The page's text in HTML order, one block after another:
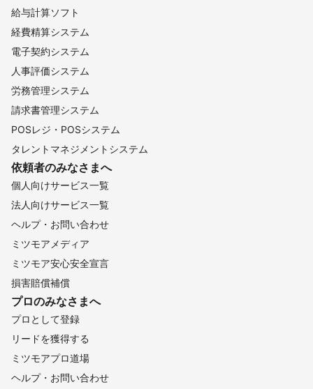
給与計算ソフト
経費精算システム
電子契約システム
人事評価システム
労務管理システム
請求書管理システム
POSレジ・POSシステム
タレントマネジメントシステム
依頼者のみなさまへ
個人向けサービス一覧
法人向けサービス一覧
ヘルプ・お問い合わせ
ミツモアメディア
ミツモア安心安全宣言
損害賠償補償
プロのみなさまへ
プロとして登録
リードを獲得する
ミツモアプロ道場
ヘルプ・お問い合わせ